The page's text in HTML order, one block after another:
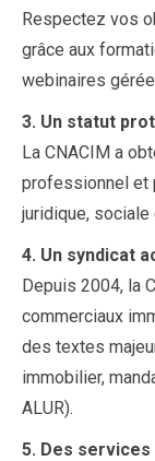
Respectez vos
grâce aux
webinaires
3. Un statut
La CNACIM a
professionnel et
juridique,
4. Un syndicat
Depuis 2004, la
commerciaux
des textes
immobilier,
ALUR).
5. Des